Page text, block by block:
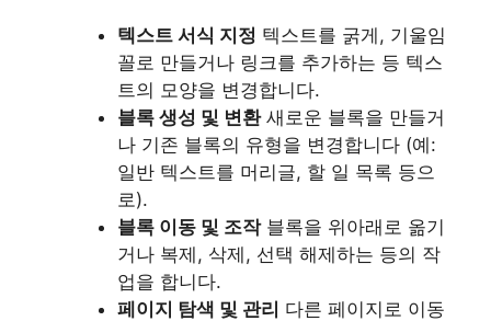
텍스트 서식 지정 텍스트를 굵게, 기울임
꼴로 만들거나 링크를 추가하는 등 텍스
트의 모양을 변경합니다.
블록 생성 및 변환새로운 블록을 만들거
나 기존 블록의 유형을 변경합니다 (예:
일반 텍스트를 머리글, 할 일 목록 등으
로).
블록 이동 및 조작블록을 위아래로 옮기
거나 복제, 삭제, 선택 해제하는 등의 작
업을 합니다.
페이지 탐색 및 관리 다른 페이지로 이동